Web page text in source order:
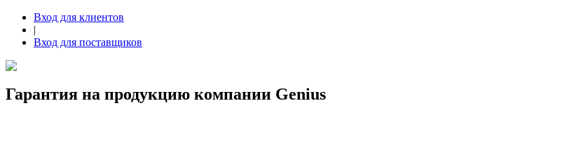
Вход для клиентов
|
Вход для поставщиков
Гарантия на продукцию компании Genius